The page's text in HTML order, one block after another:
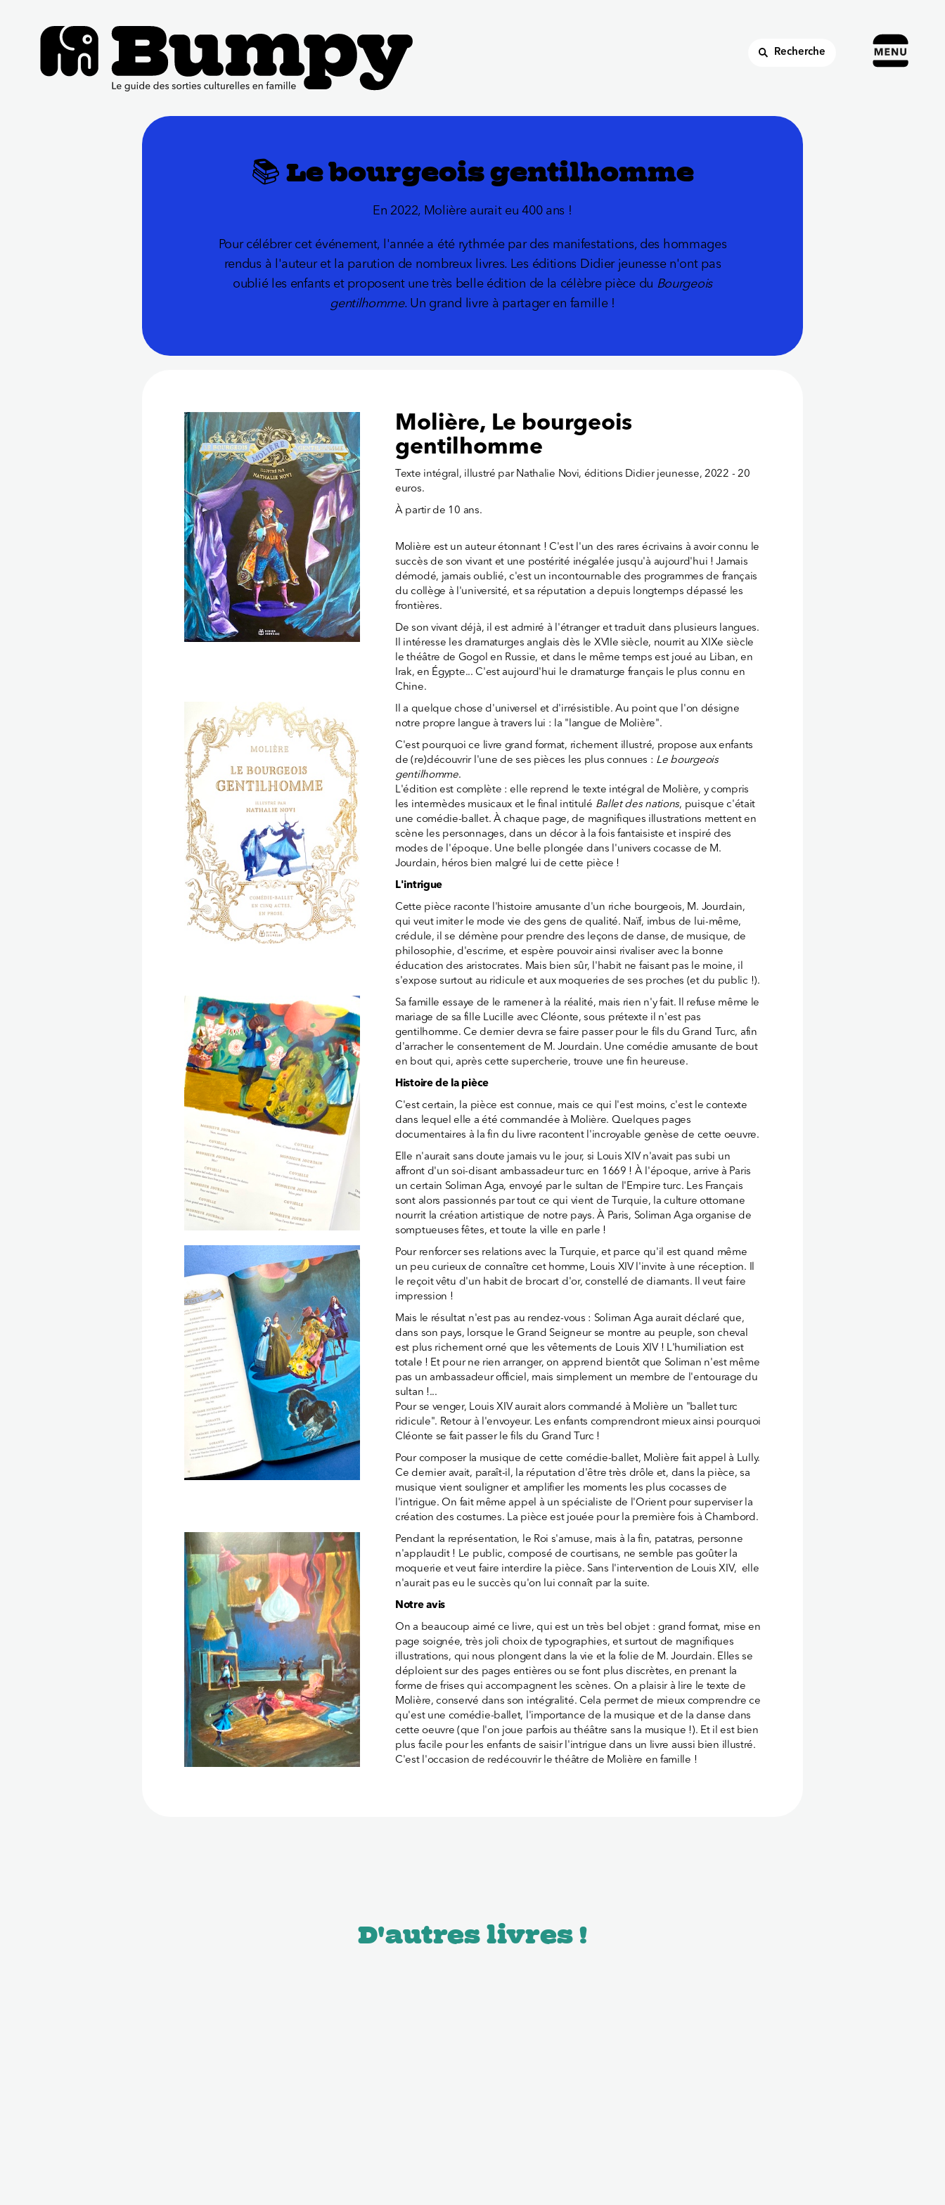
Recherche
📚 Le bourgeois gentilhomme
En 2022, Molière aurait eu 400 ans !
Pour célébrer cet événement, l'année a été rythmée par des manifestations, des hommages
rendus à l'auteur et la parution de nombreux livres. Les éditions Didier jeunesse n'ont pas
oublié les enfants et proposent une très belle édition de la célèbre pièce du Bourgeois
gentilhomme. Un grand livre à partager en famille !
Molière, Le bourgeois
gentilhomme
Texte intégral, illustré par Nathalie Novi, éditions Didier jeunesse, 2022 - 20
euros.
À partir de 10 ans.
Molière est un auteur étonnant ! C'est l'un des rares écrivains à avoir connu le
succès de son vivant et une postérité inégalée jusqu'à aujourd'hui ! Jamais
démodé, jamais oublié, c'est un incontournable des programmes de français
du collège à l'université, et sa réputation a depuis longtemps dépassé les
frontières.
De son vivant déjà, il est admiré à l'étranger et traduit dans plusieurs langues.
Il intéresse les dramaturges anglais dès le XVIIe siècle, nourrit au XIXe siècle
le théâtre de Gogol en Russie, et dans le même temps est joué au Liban, en
Irak, en Égypte... C'est aujourd'hui le dramaturge français le plus connu en
Chine.
Il a quelque chose d'universel et d'irrésistible. Au point que l'on désigne
notre propre langue à travers lui : la "langue de Molière".
C'est pourquoi ce livre grand format, richement illustré, propose aux enfants
de (re)découvrir l'une de ses pièces les plus connues : Le bourgeois
gentilhomme.
L'édition est complète : elle reprend le texte intégral de Molière, y compris
les intermèdes musicaux et le final intitulé Ballet des nations, puisque c'était
une comédie-ballet. À chaque page, de magnifiques illustrations mettent en
scène les personnages, dans un décor à la fois fantaisiste et inspiré des
modes de l'époque. Une belle plongée dans l'univers cocasse de M.
Jourdain, héros bien malgré lui de cette pièce !
L'intrigue
Cette pièce raconte l'histoire amusante d'un riche bourgeois, M. Jourdain,
qui veut imiter le mode vie des gens de qualité. Naïf, imbus de lui-même,
crédule, il se démène pour prendre des leçons de danse, de musique, de
philosophie, d'escrime, et espère pouvoir ainsi rivaliser avec la bonne
éducation des aristocrates. Mais bien sûr, l'habit ne faisant pas le moine, il
s'expose surtout au ridicule et aux moqueries de ses proches (et du public !).
Sa famille essaye de le ramener à la réalité, mais rien n'y fait. Il refuse même le
mariage de sa fille Lucille avec Cléonte, sous prétexte il n'est pas
gentilhomme. Ce dernier devra se faire passer pour le fils du Grand Turc, afin
d'arracher le consentement de M. Jourdain. Une comédie amusante de bout
en bout qui, après cette supercherie, trouve une fin heureuse.
Histoire de la pièce
C'est certain, la pièce est connue, mais ce qui l'est moins, c'est le contexte
dans lequel elle a été commandée à Molière. Quelques pages
documentaires à la fin du livre racontent l'incroyable genèse de cette oeuvre.
Elle n'aurait sans doute jamais vu le jour, si Louis XIV n'avait pas subi un
affront d'un soi-disant ambassadeur turc en 1669 ! À l'époque, arrive à Paris
un certain Soliman Aga, envoyé par le sultan de l'Empire turc. Les Français
sont alors passionnés par tout ce qui vient de Turquie, la culture ottomane
nourrit la création artistique de notre pays. À Paris, Soliman Aga organise de
somptueuses fêtes, et toute la ville en parle !
Pour renforcer ses relations avec la Turquie, et parce qu'il est quand même
un peu curieux de connaître cet homme, Louis XIV l'invite à une réception. Il
le reçoit vêtu d'un habit de brocart d'or, constellé de diamants. Il veut faire
impression !
Mais le résultat n'est pas au rendez-vous : Soliman Aga aurait déclaré que,
dans son pays, lorsque le Grand Seigneur se montre au peuple, son cheval
est plus richement orné que les vêtements de Louis XIV ! L'humiliation est
totale ! Et pour ne rien arranger, on apprend bientôt que Soliman n'est même
pas un ambassadeur officiel, mais simplement un membre de l'entourage du
sultan !...
Pour se venger, Louis XIV aurait alors commandé à Molière un "ballet turc
ridicule". Retour à l'envoyeur. Les enfants comprendront mieux ainsi pourquoi
Cléonte se fait passer le fils du Grand Turc !
Pour composer la musique de cette comédie-ballet, Molière fait appel à Lully.
Ce dernier avait, paraît-il, la réputation d'être très drôle et, dans la pièce, sa
musique vient souligner et amplifier les moments les plus cocasses de
l'intrigue. On fait même appel à un spécialiste de l'Orient pour superviser la
création des costumes. La pièce est jouée pour la première fois à Chambord.
Pendant la représentation, le Roi s'amuse, mais à la fin, patatras, personne
n'applaudit ! Le public, composé de courtisans, ne semble pas goûter la
moquerie et veut faire interdire la pièce. Sans l'intervention de Louis XIV, elle
n'aurait pas eu le succès qu'on lui connaît par la suite.
Notre avis
On a beaucoup aimé ce livre, qui est un très bel objet : grand format, mise en
page soignée, très joli choix de typographies, et surtout de magnifiques
illustrations, qui nous plongent dans la vie et la folie de M. Jourdain. Elles se
déploient sur des pages entières ou se font plus discrètes, en prenant la
forme de frises qui accompagnent les scènes. On a plaisir à lire le texte de
Molière, conservé dans son intégralité. Cela permet de mieux comprendre ce
qu'est une comédie-ballet, l'importance de la musique et de la danse dans
cette oeuvre (que l'on joue parfois au théâtre sans la musique !). Et il est bien
plus facile pour les enfants de saisir l'intrigue dans un livre aussi bien illustré.
C'est l'occasion de redécouvrir le théâtre de Molière en famille !
D'autres livres !